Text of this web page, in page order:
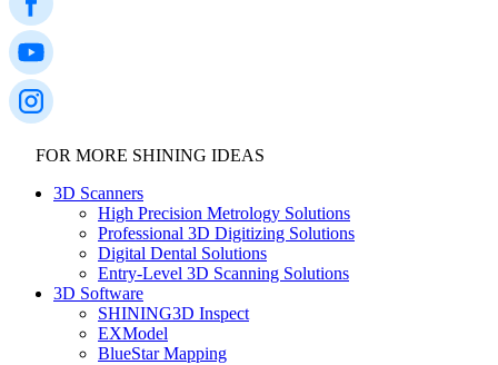
FOR MORE SHINING IDEAS
3D Scanners
High Precision Metrology Solutions
Professional 3D Digitizing Solutions
Digital Dental Solutions
Entry-Level 3D Scanning Solutions
3D Software
SHINING3D Inspect
EXModel
BlueStar Mapping